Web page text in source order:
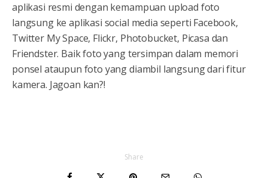
aplikasi resmi dengan kemampuan upload foto
langsung ke aplikasi social media seperti Facebook,
Twitter My Space, Flickr, Photobucket, Picasa dan
Friendster. Baik foto yang tersimpan dalam memori
ponsel ataupun foto yang diambil langsung dari fitur
kamera. Jagoan kan?!
Share